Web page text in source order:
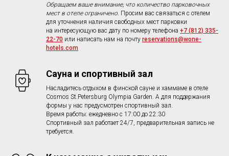
Обращаем ваше внимание, что количество парковочных
мест в отеле ограничено. Просим вас связаться с отелем
для уточнения наличия свободных мест парковки
на интересующую вас дату по номеру телефона +7 (812) 335-
22-70 или написать нам на почту reservations@wone-
hotels.com
Сауна и спортивный зал
Насладитесь отдыхом в финской сауне и хаммаме в отеле
Cosmos St.Petersburg Olympia Garden. А для поддержания
формы у нас предусмотрен спортивный зал.
Время работы: ежедневно с 17:00 до 22:30
Спортивный зал работает 24/7, предварительная запись не
требуется.